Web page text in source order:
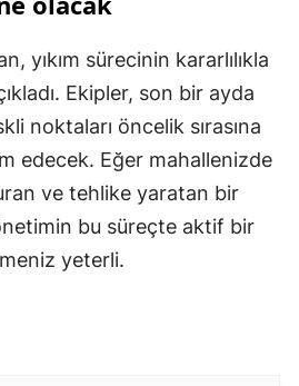
yıkım sürecinin kararlılıkla
Ekipler, son bir ayda
noktaları öncelik sırasına
edecek. Eğer mahallenizde
ve tehlike yaratan bir
bu süreçte aktif bir
yeterli.